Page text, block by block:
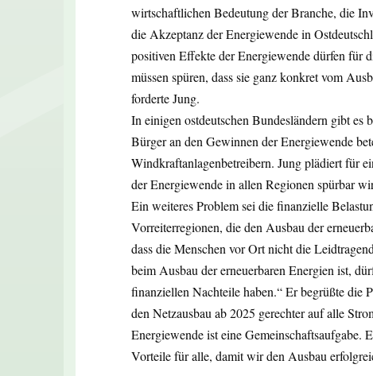
wirtschaftlichen Bedeutung der Branche, die
die Akzeptanz der Energiewende in
positiven Effekte der Energiewende dürfen für
müssen spüren, dass sie ganz konkret vom
forderte Jung.
In einigen ostdeutschen Bundesländern gibt
Bürger an den Gewinnen der Energiewende
Windkraftanlagenbetreibern. Jung plädiert für
der Energiewende in allen Regionen spürbar
Ein weiteres Problem sei die finanzielle
Vorreiterregionen, die den Ausbau der
dass die Menschen vor Ort nicht die
beim Ausbau der erneuerbaren Energien ist,
finanziellen Nachteile haben.“ Er begrüßte die
den Netzausbau ab 2025 gerechter auf alle
Energiewende ist eine Gemeinschaftsaufgabe.
Vorteile für alle, damit wir den Ausbau